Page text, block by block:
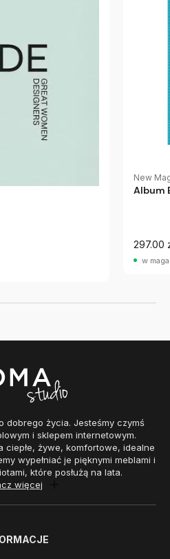
New
Album
297.00
w
dobrego życia. Jesteśmy czymś
i sklepem internetowym.
ciepłe, żywe, komfortowe, idealne
wypełniać je pięknymi meblami i
które posłużą na lata.
więcej